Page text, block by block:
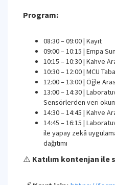
Program:
08:30 – 09:00 | Kayıt
09:00 – 10:15 | Empa
10:15 – 10:30 | Kahve
10:30 – 12:00 | MCU
12:00 – 13:00 | Öğle
13:00 – 14:30 |
Sensörlerden veri
14:30 – 14:45 | Kahve
14:45 – 16:15 |
ile yapay zekâ
dağıtımı
⚠️ Katılım kontenjan ile